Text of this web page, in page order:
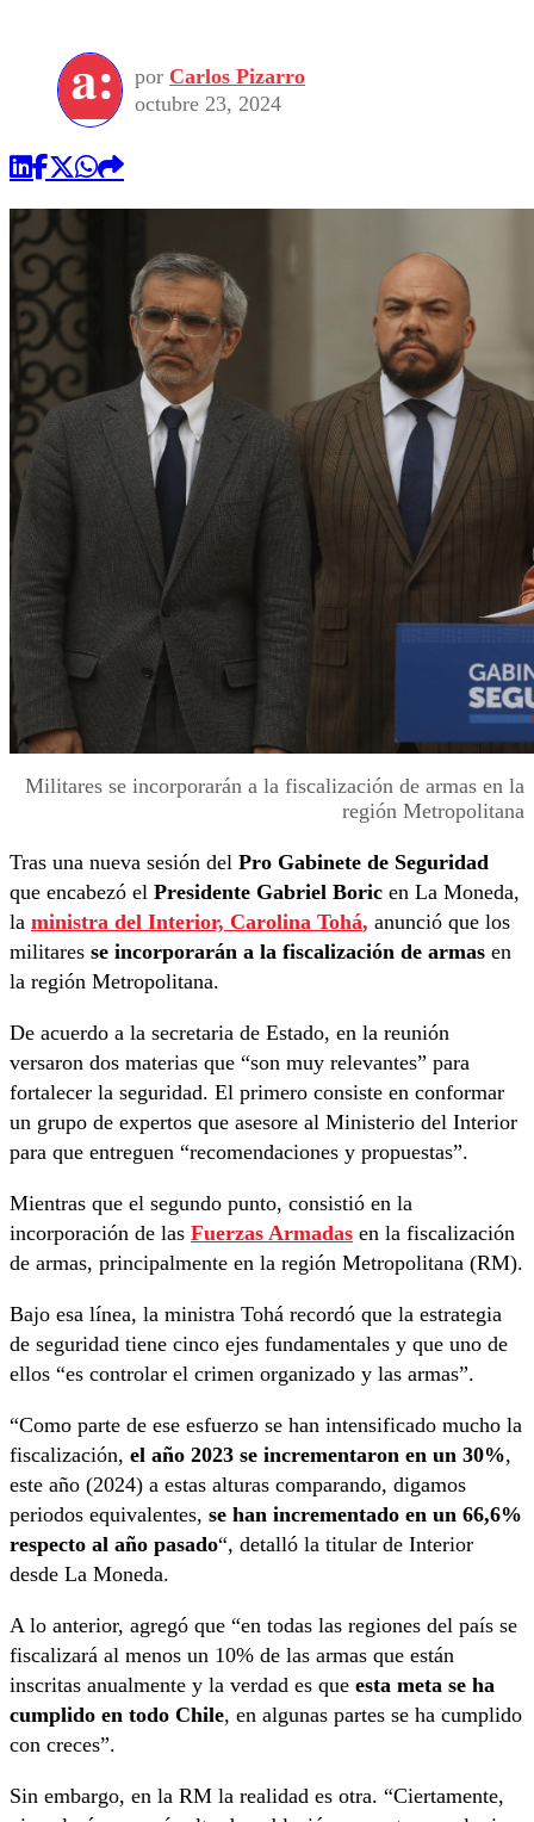
por Carlos Pizarro
octubre 23, 2024
Militares se incorporarán a la fiscalización de armas en la
región Metropolitana
Tras una nueva sesión del Pro Gabinete de Seguridad
que encabezó el Presidente Gabriel Boric en La Moneda,
la ministra del Interior, Carolina Tohá, anunció que los
militares se incorporarán a la fiscalización de armas en
la región Metropolitana.
De acuerdo a la secretaria de Estado, en la reunión
versaron dos materias que “son muy relevantes” para
fortalecer la seguridad. El primero consiste en conformar
un grupo de expertos que asesore al Ministerio del Interior
para que entreguen “recomendaciones y propuestas”.
Mientras que el segundo punto, consistió en la
incorporación de las Fuerzas Armadas en la fiscalización
de armas, principalmente en la región Metropolitana (RM).
Bajo esa línea, la ministra Tohá recordó que la estrategia
de seguridad tiene cinco ejes fundamentales y que uno de
ellos “es controlar el crimen organizado y las armas”.
“Como parte de ese esfuerzo se han intensificado mucho la
fiscalización, el año 2023 se incrementaron en un 30%,
este año (2024) a estas alturas comparando, digamos
periodos equivalentes, se han incrementado en un 66,6%
respecto al año pasado“, detalló la titular de Interior
desde La Moneda.
A lo anterior, agregó que “en todas las regiones del país se
fiscalizará al menos un 10% de las armas que están
inscritas anualmente y la verdad es que esta meta se ha
cumplido en todo Chile, en algunas partes se ha cumplido
con creces”.
Sin embargo, en la RM la realidad es otra. “Ciertamente,